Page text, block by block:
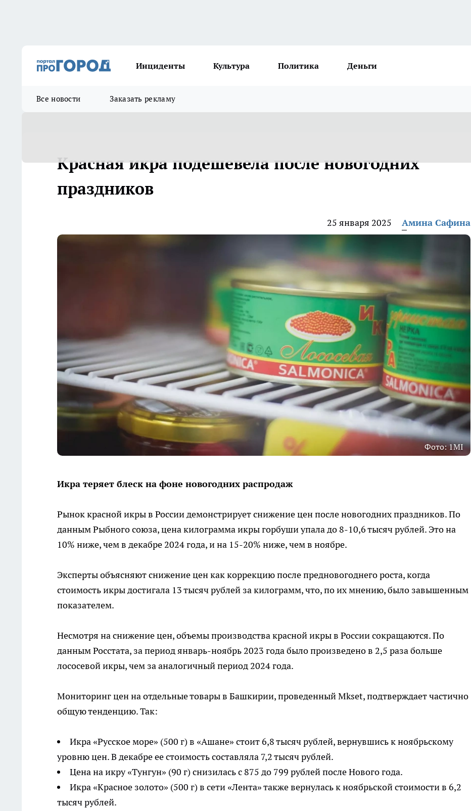
Инциденты Культура Политика Деньги
Все новости Заказать рекламу
Красная икра подешевела после новогодних
праздников
25 января 2025 Амина Сафина
Фото: 1MI
Икра теряет блеск на фоне новогодних распродаж
Рынок красной икры в России демонстрирует снижение цен после новогодних праздников. По
данным Рыбного союза, цена килограмма икры горбуши упала до 8-10,6 тысяч рублей. Это на
10% ниже, чем в декабре 2024 года, и на 15-20% ниже, чем в ноябре.
Эксперты объясняют снижение цен как коррекцию после предновогоднего роста, когда
стоимость икры достигала 13 тысяч рублей за килограмм, что, по их мнению, было завышенным
показателем.
Несмотря на снижение цен, объемы производства красной икры в России сокращаются. По
данным Росстата, за период январь-ноябрь 2023 года было произведено в 2,5 раза больше
лососевой икры, чем за аналогичный период 2024 года.
Мониторинг цен на отдельные товары в Башкирии, проведенный Mkset, подтверждает частично
общую тенденцию. Так:
Икра «Русское море» (500 г) в «Ашане» стоит 6,8 тысяч рублей, вернувшись к ноябрьскому
уровню цен. В декабре ее стоимость составляла 7,2 тысяч рублей.
Цена на икру «Тунгун» (90 г) снизилась с 875 до 799 рублей после Нового года.
Икра «Красное золото» (500 г) в сети «Лента» также вернулась к ноябрьской стоимости в 6,2
тысяч рублей.